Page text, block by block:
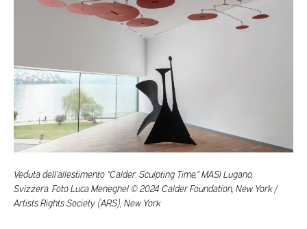
Veduta dell’allestimento “Calder. Sculpting Time,” MASI Lugano,
Svizzera. Foto Luca Meneghel © 2024 Calder Foundation, New York /
Artists Rights Society (ARS), New York